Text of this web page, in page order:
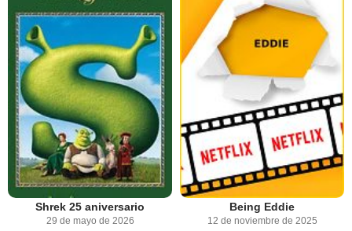
Shrek 25 aniversario
29 de mayo de 2026
Being Eddie
12 de noviembre de 2025